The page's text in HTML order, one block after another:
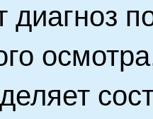
диагноз